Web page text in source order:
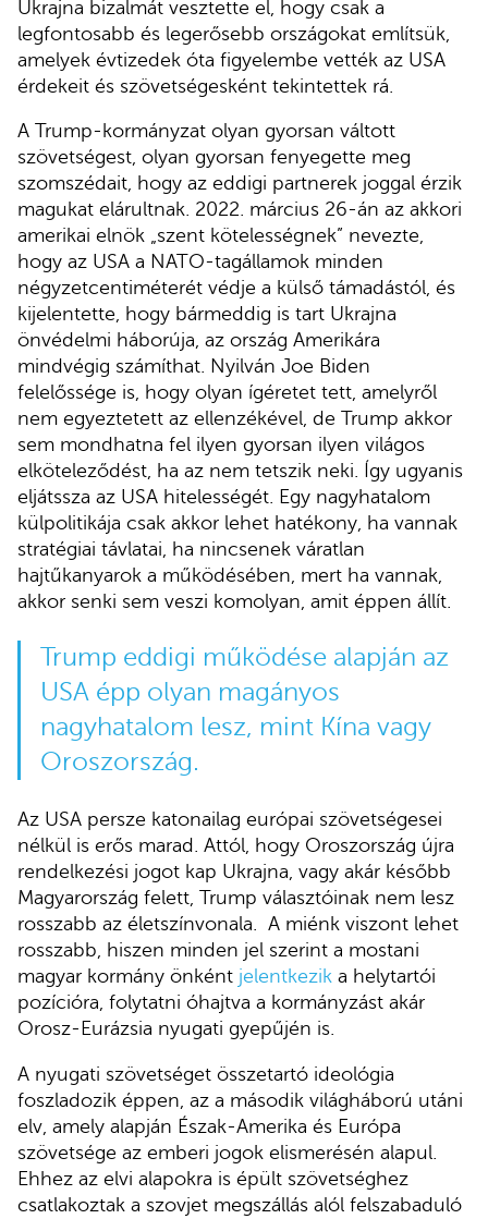
Ukrajna bizalmát vesztette el, hogy csak a
legfontosabb és legerősebb országokat említsük,
amelyek évtizedek óta figyelembe vették az USA
érdekeit és szövetségesként tekintettek rá.
A Trump-kormányzat olyan gyorsan váltott
szövetségest, olyan gyorsan fenyegette meg
szomszédait, hogy az eddigi partnerek joggal érzik
magukat elárultnak. 2022. március 26-án az akkori
amerikai elnök „szent kötelességnek” nevezte,
hogy az USA a NATO-tagállamok minden
négyzetcentiméterét védje a külső támadástól, és
kijelentette, hogy bármeddig is tart Ukrajna
önvédelmi háborúja, az ország Amerikára
mindvégig számíthat. Nyilván Joe Biden
felelőssége is, hogy olyan ígéretet tett, amelyről
nem egyeztetett az ellenzékével, de Trump akkor
sem mondhatna fel ilyen gyorsan ilyen világos
elköteleződést, ha az nem tetszik neki. Így ugyanis
eljátssza az USA hitelességét. Egy nagyhatalom
külpolitikája csak akkor lehet hatékony, ha vannak
stratégiai távlatai, ha nincsenek váratlan
hajtűkanyarok a működésében, mert ha vannak,
akkor senki sem veszi komolyan, amit éppen állít.
Trump eddigi működése alapján az
USA épp olyan magányos
nagyhatalom lesz, mint Kína vagy
Oroszország.
Az USA persze katonailag európai szövetségesei
nélkül is erős marad. Attól, hogy Oroszország újra
rendelkezési jogot kap Ukrajna, vagy akár később
Magyarország felett, Trump választóinak nem lesz
rosszabb az életszínvonala. A miénk viszont lehet
rosszabb, hiszen minden jel szerint a mostani
magyar kormány önként jelentkezik a helytartói
pozícióra, folytatni óhajtva a kormányzást akár
Orosz-Eurázsia nyugati gyepűjén is.
A nyugati szövetséget összetartó ideológia
foszladozik éppen, az a második világháború utáni
elv, amely alapján Észak-Amerika és Európa
szövetsége az emberi jogok elismerésén alapul.
Ehhez az elvi alapokra is épült szövetséghez
csatlakoztak a szovjet megszállás alól felszabaduló